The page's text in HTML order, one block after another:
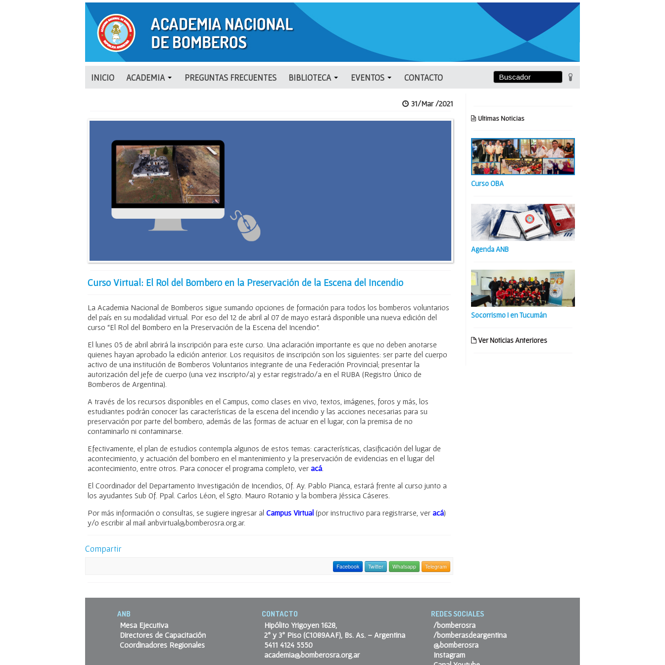
INICIO ACADEMIA PREGUNTAS FRECUENTES BIBLIOTECA EVENTOS CONTACTO
31/Mar /2021
Curso Virtual: El Rol del Bombero en la Preservación de la Escena del Incendio
La Academia Nacional de Bomberos sigue sumando opciones de formación para todos los bomberos voluntarios
del país en su modalidad virtual. Por eso del 12 de abril al 07 de mayo estará disponible una nueva edición del
curso “El Rol del Bombero en la Preservación de la Escena del Incendio”.
El lunes 05 de abril abrirá la inscripción para este curso. Una aclaración importante es que no deben anotarse
quienes hayan aprobado la edición anterior. Los requisitos de inscripción son los siguientes: ser parte del cuerpo
activo de una institución de Bomberos Voluntarios integrante de una Federación Provincial; presentar la
autorización del jefe de cuerpo (una vez inscripto/a) y estar registrado/a en el RUBA (Registro Único de
Bomberos de Argentina).
A través de los recursos disponibles en el Campus, como clases en vivo, textos, imágenes, foros y más, los
estudiantes podrán conocer las características de la escena del incendio y las acciones necesarias para su
preservación por parte del bombero, además de las formas de actuar en el lugar, con la premisa de no
contaminarlo ni contaminarse.
Efectivamente, el plan de estudios contempla algunos de estos temas: características, clasificación del lugar de
acontecimiento, y actuación del bombero en el mantenimiento y la preservación de evidencias en el lugar del
acontecimiento, entre otros. Para conocer el programa completo, ver acá
El Coordinador del Departamento Investigación de Incendios, Of. Ay. Pablo Pianca, estará frente al curso junto a
los ayudantes Sub Of. Ppal. Carlos Léon, el Sgto. Mauro Rotanio y la bombera Jéssica Cáseres.
Por más información o consultas, se sugiere ingresar al Campus Virtual (por instructivo para registrarse, ver acá)
y/o escribir al mail anbvirtual@bomberosra.org.ar.
Compartir
Facebook Twitter Whatsapp Telegram
Ultimas Noticias
Curso OBA
Agenda ANB
Socorrismo I en Tucumán
Ver Noticias Anteriores
ANB
Mesa Ejecutiva
Directores de Capacitación
Coordinadores Regionales
CONTACTO
Hipólito Yrigoyen 1628,
2º y 3º Piso (C1089AAF), Bs. As. – Argentina
5411 4124 5550
academia@bomberosra.org.ar
REDES SOCIALES
/bomberosra
/bomberasdeargentina
@bomberosra
Instagram